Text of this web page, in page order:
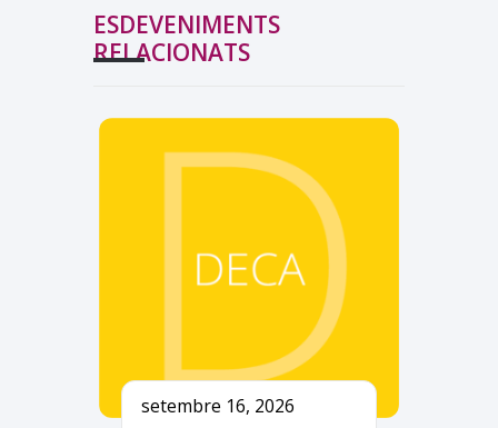
ESDEVENIMENTS
RELACIONATS
setembre 16, 2026